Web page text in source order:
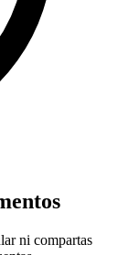
ni compartas